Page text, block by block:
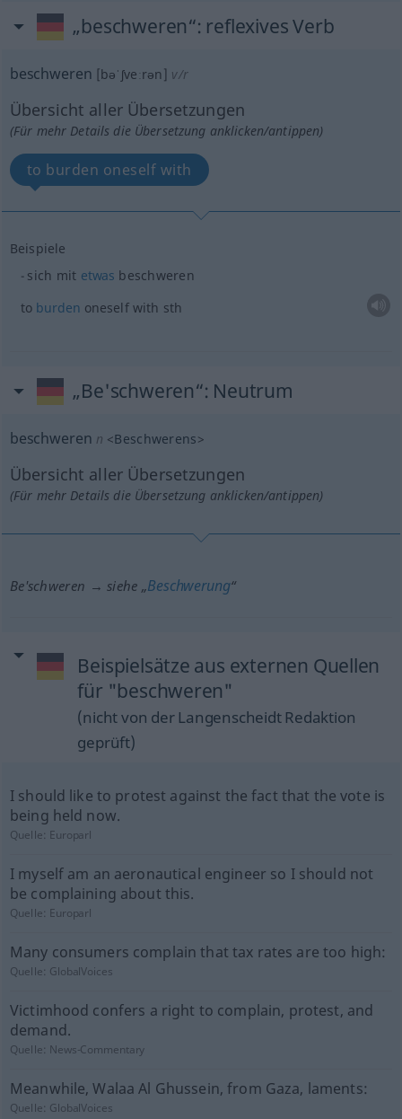
„beschweren“: reflexives Verb
beschweren [bəˈʃveːrən] v/r
Übersicht aller Übersetzungen
(Für mehr Details die Übersetzung anklicken/antippen)
to burden oneself with
Beispiele
sich mit etwas beschweren
to burden oneself with sth
„Be'schweren“: Neutrum
beschweren n <Beschwerens>
Übersicht aller Übersetzungen
(Für mehr Details die Übersetzung anklicken/antippen)
Be'schweren → siehe „Beschwerung“
Beispielsätze aus externen Quellen
für "beschweren"
(nicht von der Langenscheidt Redaktion
geprüft)
I should like to protest against the fact that the vote is
being held now.
Quelle: Europarl
I myself am an aeronautical engineer so I should not
be complaining about this.
Quelle: Europarl
Many consumers complain that tax rates are too high:
Quelle: GlobalVoices
Victimhood confers a right to complain, protest, and
demand.
Quelle: News-Commentary
Meanwhile, Walaa Al Ghussein, from Gaza, laments:
Quelle: GlobalVoices